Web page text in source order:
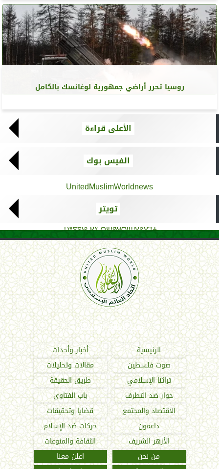
روسيا تحرر أراضي جمهورية لوغانسك بالكامل
الأعلى قراءة
الفيس بوك
UnitedMuslimWorldnews
تويتر
Tweets by AthadAlm69641
اتحاد العالم الإسلامي
الرئيسية
أخبار وأحداث
صوت فلسطين
مقالات وتحليلات
تراثنا الإسلامي
طريق الحقيقة
حوار ضد التطرف
باب الفتاوى
الاقتصاد والمجتمع
قضايا وتحقيقات
داعمون
حركات ضد الإسلام
الأزهر الشريف
الثقافة والمنوعات
من نحن
اعلن معنا